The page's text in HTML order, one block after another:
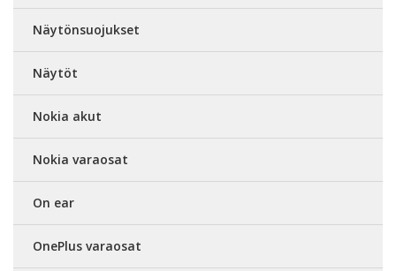
Näytönsuojukset
Näytöt
Nokia akut
Nokia varaosat
On ear
OnePlus varaosat